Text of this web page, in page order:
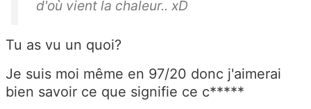
d'où vient la chaleur.. xD
Tu as vu un quoi?
Je suis moi même en 97/20 donc j'aimerai
bien savoir ce que signifie ce c*****